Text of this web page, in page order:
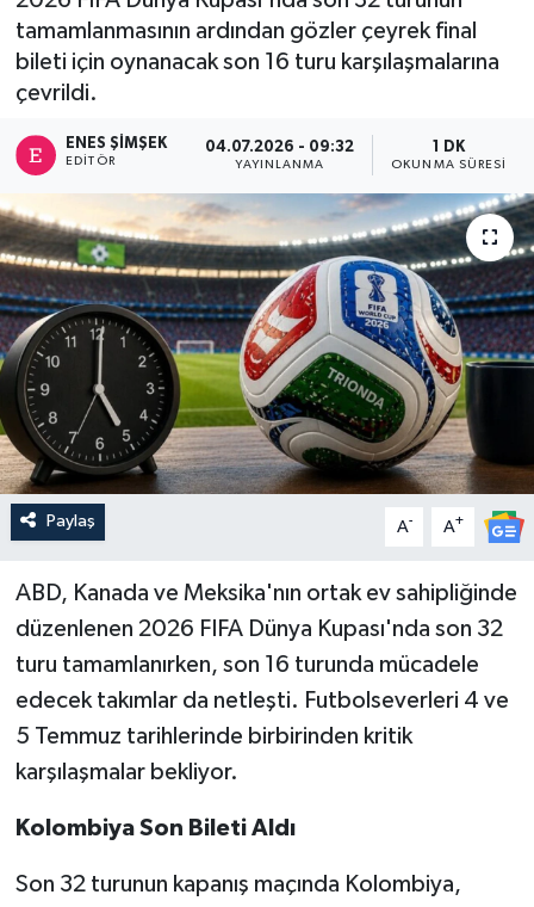
tamamlanmasının ardından gözler çeyrek final
bileti için oynanacak son 16 turu karşılaşmalarına
çevrildi.
ENES ŞIMŞEK
EDITÖR
04.07.2026 - 09:32
YAYINLANMA
1 DK
OKUNMA SÜRESI
Paylaş A- A+
ABD, Kanada ve Meksika'nın ortak ev sahipliğinde
düzenlenen 2026 FIFA Dünya Kupası'nda son 32
turu tamamlanırken, son 16 turunda mücadele
edecek takımlar da netleşti. Futbolseverleri 4 ve
5 Temmuz tarihlerinde birbirinden kritik
karşılaşmalar bekliyor.
Kolombiya Son Bileti Aldı
Son 32 turunun kapanış maçında Kolombiya,